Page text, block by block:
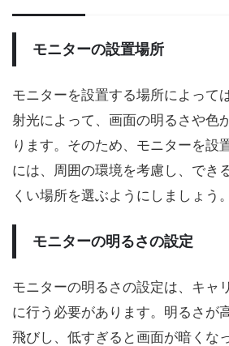
モニターの設置場所
モニターを設置する場所によって
射光によって、画面の明るさや色
ります。そのため、モニターを設
には、周囲の環境を考慮し、でき
くい場所を選ぶようにしましょう。
モニターの明るさの設定
モニターの明るさの設定は、キャ
に行う必要があります。明るさが
飛びし、低すぎると画面が暗くな